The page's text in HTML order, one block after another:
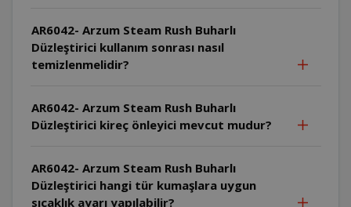
AR6042- Arzum Steam Rush Buharlı
Düzleştirici kullanım sonrası nasıl
temizlenmelidir?
AR6042- Arzum Steam Rush Buharlı
Düzleştirici kireç önleyici mevcut mudur?
AR6042- Arzum Steam Rush Buharlı
Düzleştirici hangi tür kumaşlara uygun
sıcaklık ayarı yapılabilir?